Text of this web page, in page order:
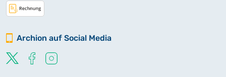
Archion auf Social Media